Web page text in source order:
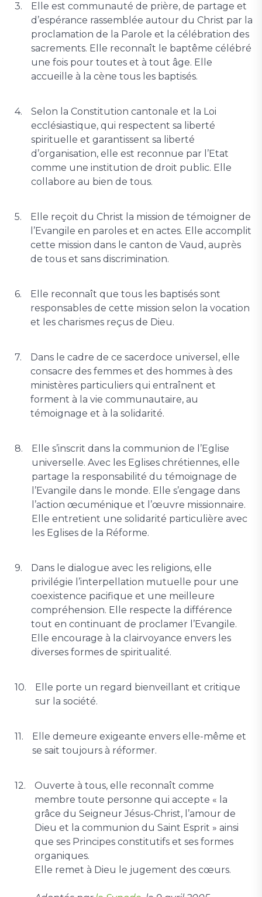
Elle est communauté de prière, de partage et
d’espérance rassemblée autour du Christ par la
proclamation de la Parole et la célébration des
sacrements. Elle reconnaît le baptême célébré
une fois pour toutes et à tout âge. Elle
accueille à la cène tous les baptisés.
Selon la Constitution cantonale et la Loi
ecclésiastique, qui respectent sa liberté
spirituelle et garantissent sa liberté
d’organisation, elle est reconnue par l’Etat
comme une institution de droit public. Elle
collabore au bien de tous.
Elle reçoit du Christ la mission de témoigner de
l’Evangile en paroles et en actes. Elle accomplit
cette mission dans le canton de Vaud, auprès
de tous et sans discrimination.
Elle reconnaît que tous les baptisés sont
responsables de cette mission selon la vocation
et les charismes reçus de Dieu.
Dans le cadre de ce sacerdoce universel, elle
consacre des femmes et des hommes à des
ministères particuliers qui entraînent et
forment à la vie communautaire, au
témoignage et à la solidarité.
Elle s’inscrit dans la communion de l’Eglise
universelle. Avec les Eglises chrétiennes, elle
partage la responsabilité du témoignage de
l’Evangile dans le monde. Elle s’engage dans
l’action œcuménique et l’œuvre missionnaire.
Elle entretient une solidarité particulière avec
les Eglises de la Réforme.
Dans le dialogue avec les religions, elle
privilégie l’interpellation mutuelle pour une
coexistence pacifique et une meilleure
compréhension. Elle respecte la différence
tout en continuant de proclamer l’Evangile.
Elle encourage à la clairvoyance envers les
diverses formes de spiritualité.
Elle porte un regard bienveillant et critique
sur la société.
Elle demeure exigeante envers elle-même et
se sait toujours à réformer.
Ouverte à tous, elle reconnaît comme
membre toute personne qui accepte « la
grâce du Seigneur Jésus-Christ, l’amour de
Dieu et la communion du Saint Esprit » ainsi
que ses Principes constitutifs et ses formes
organiques.
Elle remet à Dieu le jugement des cœurs.